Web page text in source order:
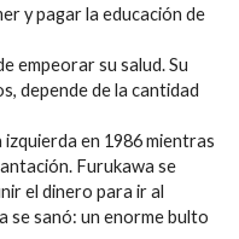
y pagar la educación de
empeorar su salud. Su
depende de la cantidad
en 1986 mientras
Furukawa se
el dinero para ir al
se sanó: un enorme bulto